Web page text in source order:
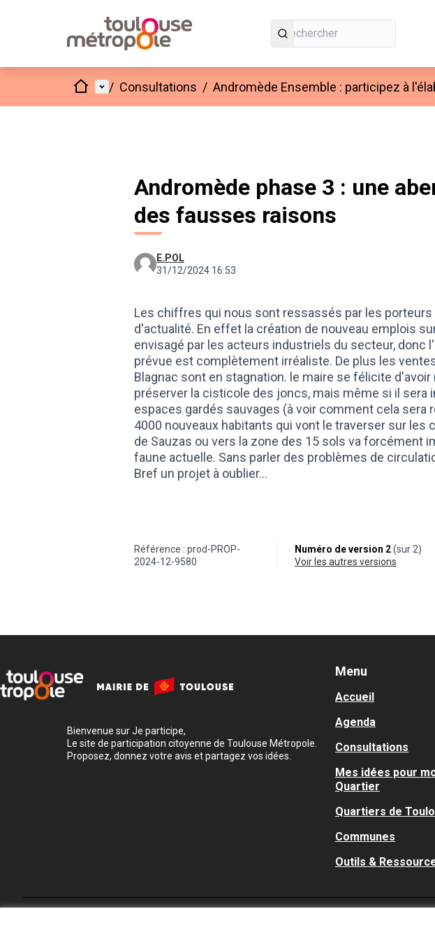
AccueilMenu principal
/ Consultations / Andromède Ensemble : participez à
Andromède phase 3 : une
des fausses raisons
E.POL
31/12/2024 16:53
Les chiffres qui nous sont ressassés par les
d'actualité. En effet la création de nouveau emplois
envisagé par les acteurs industriels du secteur, donc
prévue est complètement irréaliste. De plus les
Blagnac sont en stagnation. le maire se félicite
préserver la cisticole des joncs, mais même si il sera
espaces gardés sauvages (à voir comment cela sera
4000 nouveaux habitants qui vont le traverser sur les
de Sauzas ou vers la zone des 15 sols va forcément
faune actuelle. Sans parler des problèmes de
Bref un projet à oublier...
Référence : prod-PROP-
2024-12-9580
Numéro de version 2(sur 2)
voir les autres versions
Bienvenue sur Je participe,
Le site de participation citoyenne de Toulouse Métropole.
Proposez, donnez votre avis et partagez vos idées.
Menu
Accueil
Agenda
Consultations
Mes idées pour
Quartier
Quartiers de
Communes
Outils &